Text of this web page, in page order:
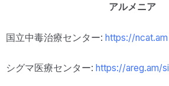
アルメニア
国立中毒治療センター: https://ncat.am
シグマ医療センター: https://areg.am/